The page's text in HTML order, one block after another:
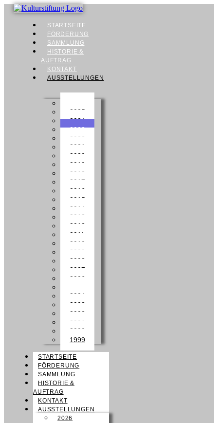
STARTSEITE
FÖRDERUNG
SAMMLUNG
HISTORIE &
AUFTRAG
KONTAKT
AUSSTELLUNGEN
2026
2025
2024
2023
2022
2021
2020
2019
2018
2017
2016
2015
2014
2013
2012
2011
2010
2009
2008
2007
2006
2005
2004
2003
2002
2001
2000
1999
STARTSEITE
FÖRDERUNG
SAMMLUNG
HISTORIE &
AUFTRAG
KONTAKT
AUSSTELLUNGEN
2026